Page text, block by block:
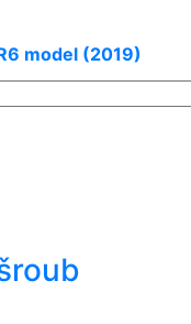
model (2019)